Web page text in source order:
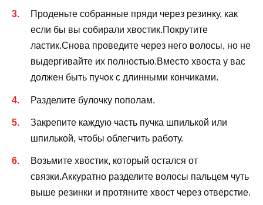
Проденьте собранные пряди через резинку, как
если бы вы собирали хвостик.Покрутите
ластик.Снова проведите через него волосы, но не
выдергивайте их полностью.Вместо хвоста у вас
должен быть пучок с длинными кончиками.
Разделите булочку пополам.
Закрепите каждую часть пучка шпилькой или
шпилькой, чтобы облегчить работу.
Возьмите хвостик, который остался от
связки.Аккуратно разделите волосы пальцем чуть
выше резинки и протяните хвост через отверстие.